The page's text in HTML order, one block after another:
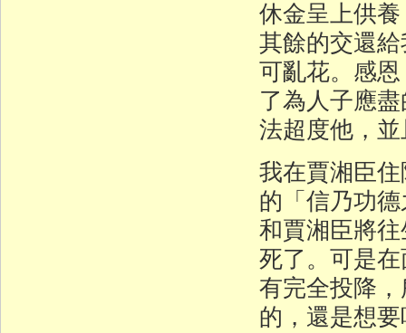
休金呈上供
其餘的交還
可亂花。感
了為人子應
法超度他，
我在賈湘臣
的「信乃功
和賈湘臣將
死了。可是
有完全投降
的，還是想